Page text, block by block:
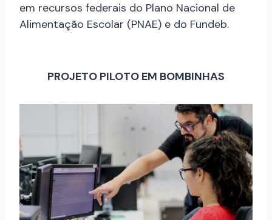
em recursos federais do Plano Nacional de
Alimentação Escolar (PNAE) e do Fundeb.
PROJETO PILOTO EM BOMBINHAS